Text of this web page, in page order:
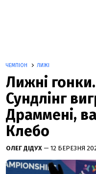
ЧЕМПІОН ЛИЖІ
Лижні
Сундлінг
Драммені,
Клебо
ОЛЕГ ДІДУХ — 12 БЕРЕЗНЯ